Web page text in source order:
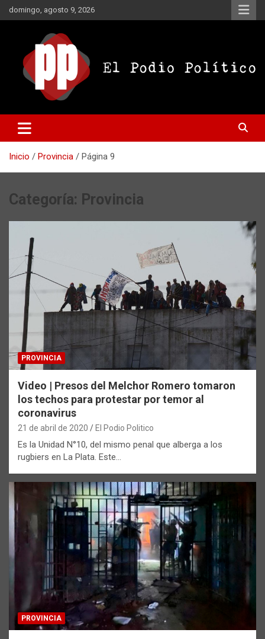
Saltar
al
domingo, agosto 9, 2026
El Podio Político – © Argentina
Inicio Provincia Página 9
Categoría: Provincia
PROVINCIA
Video | Presos del Melchor Romero tomaron
los techos para protestar por temor al
coronavirus
21 de abril de 2020 El Podio Politico
Es la Unidad N°10, del mismo penal que alberga a los
rugbiers en La Plata. Este…
PROVINCIA